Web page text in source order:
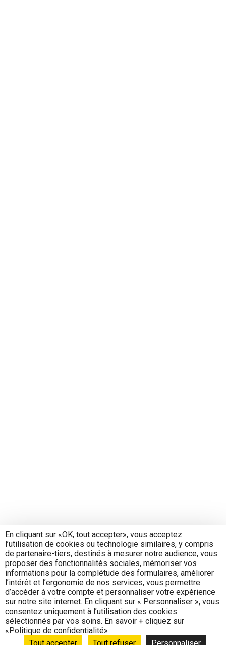
En cliquant sur «OK, tout accepter», vous acceptez
l’utilisation de cookies ou technologie similaires, y compris
de partenaire-tiers, destinés à mesurer notre audience, vous
proposer des fonctionnalités sociales, mémoriser vos
informations pour la complétude des formulaires, améliorer
l’intérêt et l’ergonomie de nos services, vous permettre
d’accéder à votre compte et personnaliser votre expérience
sur notre site internet. En cliquant sur « Personnaliser », vous
consentez uniquement à l’utilisation des cookies
sélectionnés par vos soins. En savoir + cliquez sur
«Politique de confidentialité»